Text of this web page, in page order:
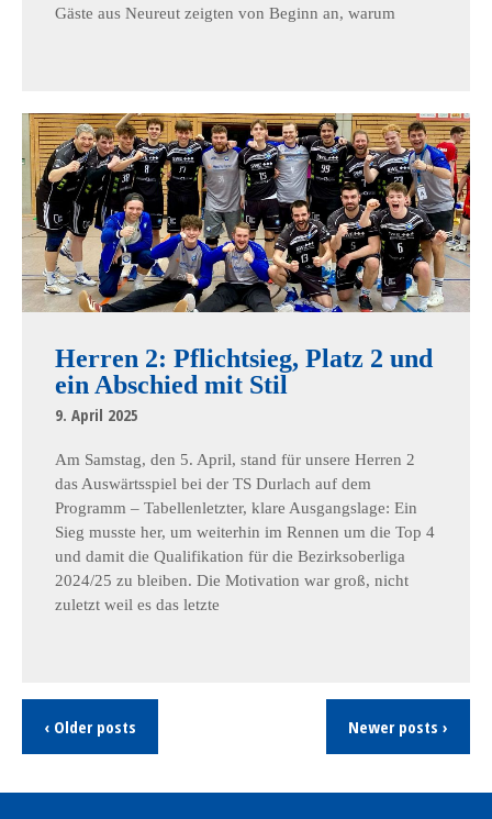
Gäste aus Neureut zeigten von Beginn an, warum
Herren 2: Pflichtsieg, Platz 2 und
ein Abschied mit Stil
9. April 2025
Am Samstag, den 5. April, stand für unsere Herren 2
das Auswärtsspiel bei der TS Durlach auf dem
Programm – Tabellenletzter, klare Ausgangslage: Ein
Sieg musste her, um weiterhin im Rennen um die Top 4
und damit die Qualifikation für die Bezirksoberliga
2024/25 zu bleiben. Die Motivation war groß, nicht
zuletzt weil es das letzte
‹ Older posts Newer posts ›